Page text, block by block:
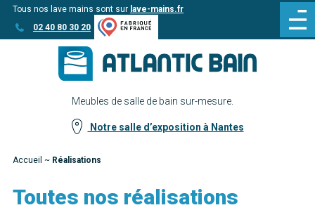
Aller
au
Aller au
contenu
Tous nos lave mains sont sur lave-mains.fr
02 40 80 30 20
Meubles de salle de bain sur-mesure.
Notre salle d’exposition à Nantes
Accueil ~ Réalisations
Toutes nos réalisations